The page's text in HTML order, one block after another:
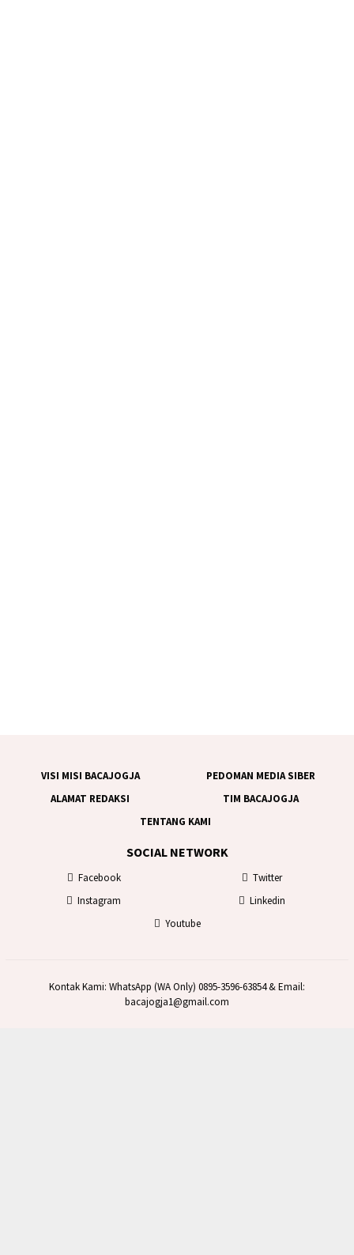
VISI MISI BACAJOGJA
PEDOMAN MEDIA SIBER
ALAMAT REDAKSI
TIM BACAJOGJA
TENTANG KAMI
SOCIAL NETWORK
Facebook
Twitter
Instagram
Linkedin
Youtube
Kontak Kami: WhatsApp (WA Only) 0895-3596-63854 & Email:
bacajogja1@gmail.com